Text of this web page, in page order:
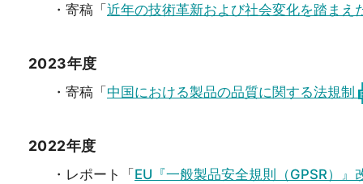
・寄稿「近年の技術革新および社会変化を踏ま
2023年度
・寄稿「 中国における製品の品質に関する法規制
2022年度
・レポート「 EU『一般製品安全規則（GPSR）